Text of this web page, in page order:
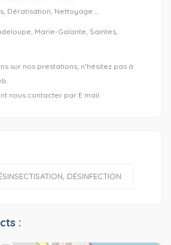
Dératisation, Nettoyage …
Marie-Galante, Saintes,
sur nos prestations, n’hésitez pas à
nous contacter par E mail.
DÉSINFECTION
: